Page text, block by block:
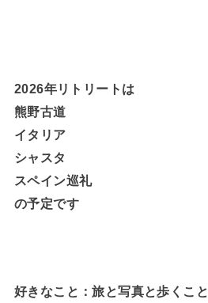
2026年リトリートは
熊野古道
イタリア
シャスタ
スペイン巡礼
の予定です
好きなこと：旅と写真と歩くこと